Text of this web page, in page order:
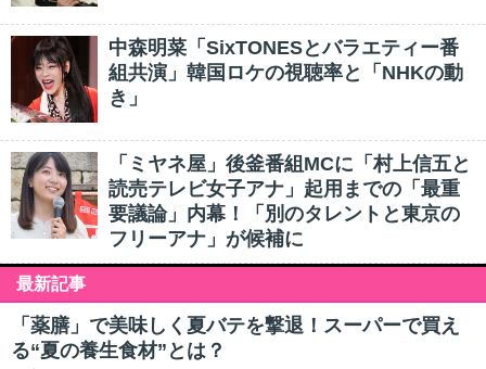
中森明菜「SixTONESとバラエティー番
組共演」韓国ロケの視聴率と「NHKの動
き」
「ミヤネ屋」後釜番組MCに「村上信五と
読売テレビ女子アナ」起用までの「最重
要議論」内幕！「別のタレントと東京の
フリーアナ」が候補に
最新記事
「薬膳」で美味しく夏バテを撃退！スーパーで買え
る“夏の養生食材”とは？